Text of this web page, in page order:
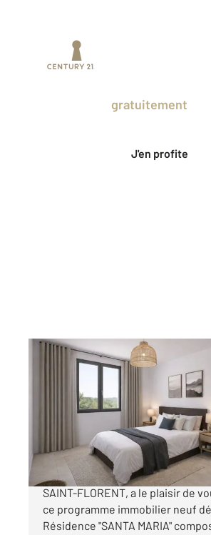
gratuitement
J'en profite
ST FLORENT 202
, 4 pièces
Maison à vendre
608 400 €
Votre agence CENTURY 21 Dary
SAINT-FLORENT, a le plaisir de
ce programme immobilier neuf
Résidence "SANTA MARIA"